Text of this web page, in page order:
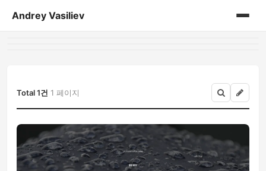
Andrey Vasiliev
drugoe
javascript
Total 1건 1 페이지